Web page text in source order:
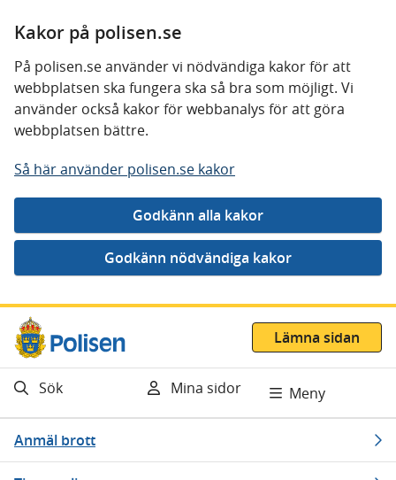
Kakor på polisen.se
På polisen.se använder vi nödvändiga kakor för att
webbplatsen ska fungera ska så bra som möjligt. Vi
använder också kakor för webbanalys för att göra
webbplatsen bättre.
Så här använder polisen.se kakor
Gå direkt till innehåll
Lämna sidan
Sök Mina sidor Meny
Anmäl brott